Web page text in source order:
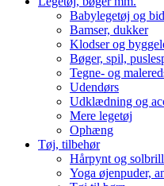
Babylegetøj og
Bamser, dukker
Klodser og
Bøger, spil,
Tegne- og
Udendørs
Udklædning og
Mere legetøj
Ophæng
Tøj, tilbehør
Hårpynt og
Yoga øjenpuder,